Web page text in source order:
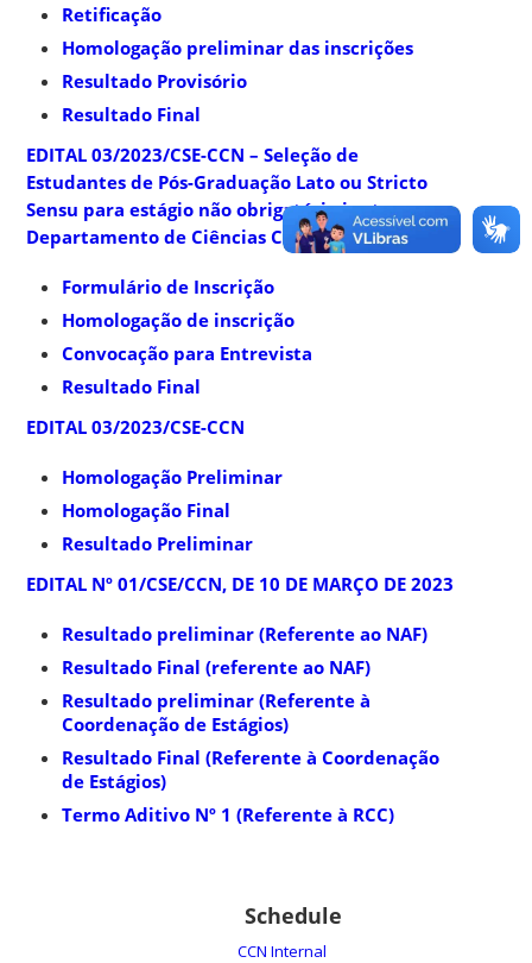
Retificação
Homologação preliminar das inscrições
Resultado Provisório
Resultado Final
EDITAL 03/2023/CSE-CCN – Seleção de
Estudantes de Pós-Graduação Lato ou Stricto
Sensu para estágio não obrigatório junto ao
Departamento de Ciências Contábeis
Formulário de Inscrição
Homologação de inscrição
Convocação para Entrevista
Resultado Final
EDITAL 03/2023/CSE-CCN
Homologação Preliminar
Homologação Final
Resultado Preliminar
EDITAL Nº 01/CSE/CCN, DE 10 DE MARÇO DE 2023
Resultado preliminar (Referente ao NAF)
Resultado Final (referente ao NAF)
Resultado preliminar (Referente à
Coordenação de Estágios)
Resultado Final (Referente à Coordenação
de Estágios)
Termo Aditivo Nº 1 (Referente à RCC)
Schedule
CCN Internal